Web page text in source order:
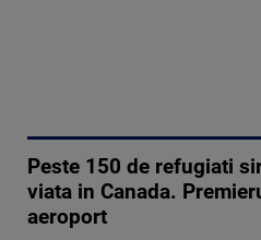
Peste 150 de refugiati
viata in Canada.
aeroport